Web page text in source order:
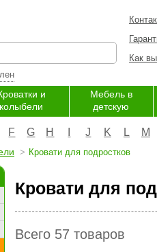
Как
и
колыбели
Мебель в
детскую
F G H J K L M
Кровати для подростков
Кровати для
Всего 57 товаров